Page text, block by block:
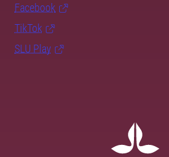
Facebook
TikTok
SLU Play